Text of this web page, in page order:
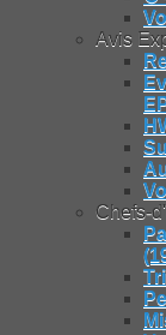
Avis
Chefs-